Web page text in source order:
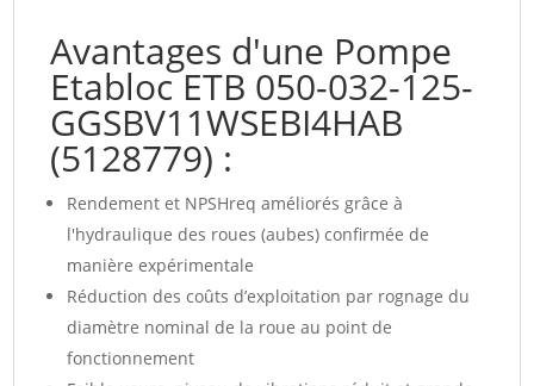
Avantages d'une Pompe
Etabloc ETB 050-032-125-
GGSBV11WSEBI4HAB
(5128779) :
Rendement et NPSHreq améliorés grâce à
l'hydraulique des roues (aubes) confirmée de
manière expérimentale
Réduction des coûts d’exploitation par rognage du
diamètre nominal de la roue au point de
fonctionnement